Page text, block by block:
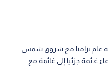
عام تزامنا مع شروق شمس
غائمة جزئيا إلى غائمة مع